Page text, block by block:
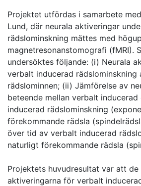
Projektet utfördas i samarbete
Lund, där neurala aktiveringar
rädslominskning mättes med
magnetresonanstomografi (fMRI).
undersöktes följande: (i) Neurala
verbalt inducerad rädslominskning
rädslominnen; (ii) Jämförelse av
beteende mellan verbalt inducerad
inducerad rädslominskning
förekommande rädsla
över tid av verbalt inducerad
naturligt förekommande rädsla
Projektets huvudresultat var att de
aktiveringarna för verbalt